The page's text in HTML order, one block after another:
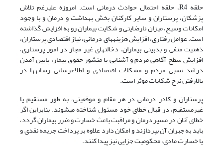
حلقه R4، حلقه احتمال حوادث درمانی است. امروزه علی­رغم تلاش
پزشکان، پرستاران و سایر کارکنان بخش بهداشت و درمان و با وجود
امکانات وسیع، میزان نارضایتی و شکایت بیماران رو به افزایش گذاشته
است. عوامل رفتاری، افزایش هزینه‏های درمانی، نیاز اقتصادی پرستاران،
ذهنیت منفی و بدبینی بیماران، دخالت‏های غیر مجاز در امور پرستاری،
افزایش سطح آگاهی مردم و آشنایی با منشور حقوق بیمار، پایین آمدن
درآمد نسبی مردم و مشکلات اقتصادی و اطلاع­رسانی رسانه‏ها در
بالارفتن نرخ شکایات موثر است.
پرستاران و کادر درمانی در هر مقام و موقعیتی، به طور مستقیم یا
غیرمستقیم، در قبال خطای خود مسئول شناخته می­شوند. بنابراین اگر
خطای آنان در مسیر درمان و مراقبت باعث خسارت و ضرر بیماران گردد،
باید به جبران آن بپردازند و امکان دارد علاوه بر پرداخت جریمه نقدی و
یا خسارت مادی، محکومیت جزایی نیز پیدا کنند.